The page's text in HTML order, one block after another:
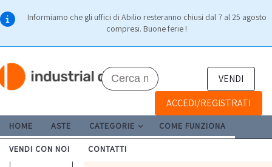
Informiamo che gli uffici di Abilio resteranno chiusi dal 7 al 25 agosto
compresi. Buone ferie !
VENDI
ACCEDI/REGISTRATI
HOME ASTE CATEGORIE COME FUNZIONA
VENDI CON NOI CONTATTI